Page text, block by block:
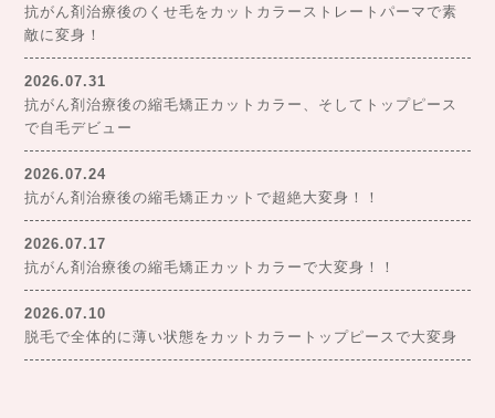
抗がん剤治療後のくせ毛をカットカラーストレートパーマで素
敵に変身！
2026.07.31
抗がん剤治療後の縮毛矯正カットカラー、そしてトップピース
で自毛デビュー
2026.07.24
抗がん剤治療後の縮毛矯正カットで超絶大変身！！
2026.07.17
抗がん剤治療後の縮毛矯正カットカラーで大変身！！
2026.07.10
脱毛で全体的に薄い状態をカットカラートップピースで大変身